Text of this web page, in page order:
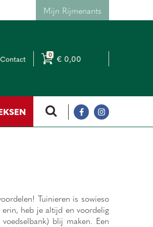
Mijn Rijmenants
Contact € 0,00
Tuinieren is sowieso
heb je altijd en voordelig
blij maken. Een